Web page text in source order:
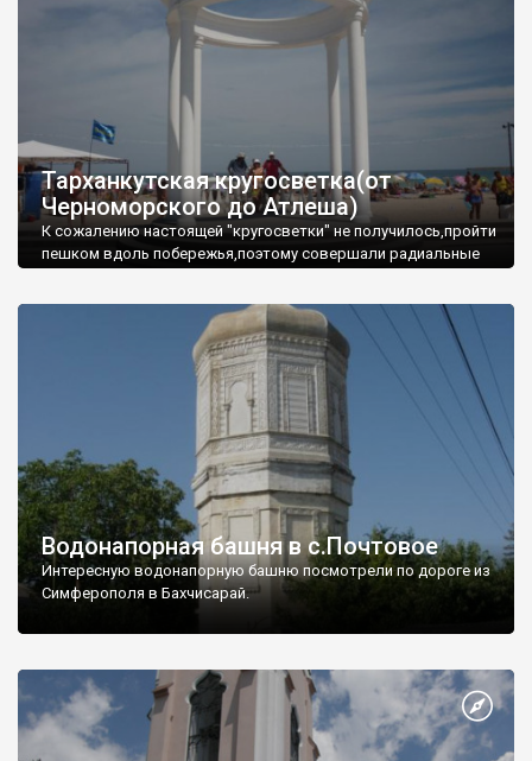
Тарханкутская кругосветка(от
Черноморского до Атлеша)
К сожалению настоящей "кругосветки" не получилось,пройти
пешком вдоль побережья,поэтому совершали радиальные
Водонапорная башня в с.Почтовое
Интересную водонапорную башню посмотрели по дороге из
Симферополя в Бахчисарай.